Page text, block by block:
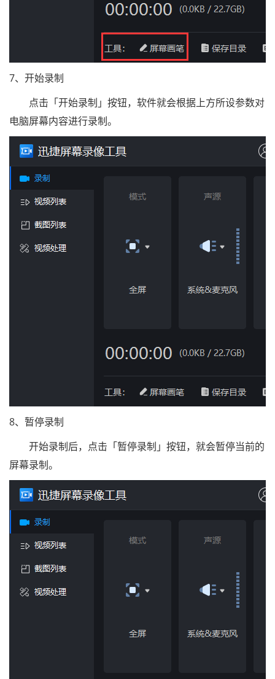
7、开始录制
点击「开始录制」按钮，软件就会根据上方所设参数对
电脑屏幕内容进行录制。
8、暂停录制
开始录制后，点击「暂停录制」按钮，就会暂停当前的
屏幕录制。